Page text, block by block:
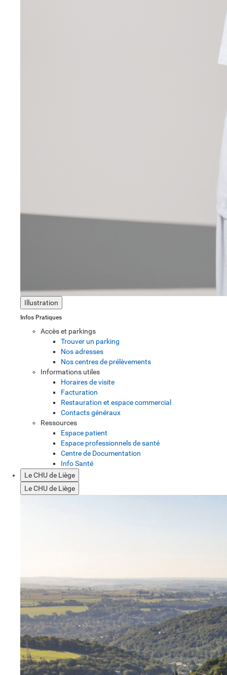
Illustration
Infos Pratiques
Accès et parkings
Trouver un parking
Nos adresses
Nos centres de prélèvements
Informations utiles
Horaires de visite
Facturation
Restauration et espace commercial
Contacts généraux
Ressources
Espace patient
Espace professionnels de santé
Centre de Documentation
Info Santé
Le CHU de Liège
Le CHU de Liège